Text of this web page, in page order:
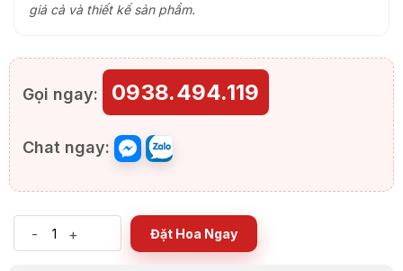
giá cả và thiết kế sản phẩm.
Gọi ngay: 0938.494.119
Chat ngay:
- + Đặt Hoa Ngay